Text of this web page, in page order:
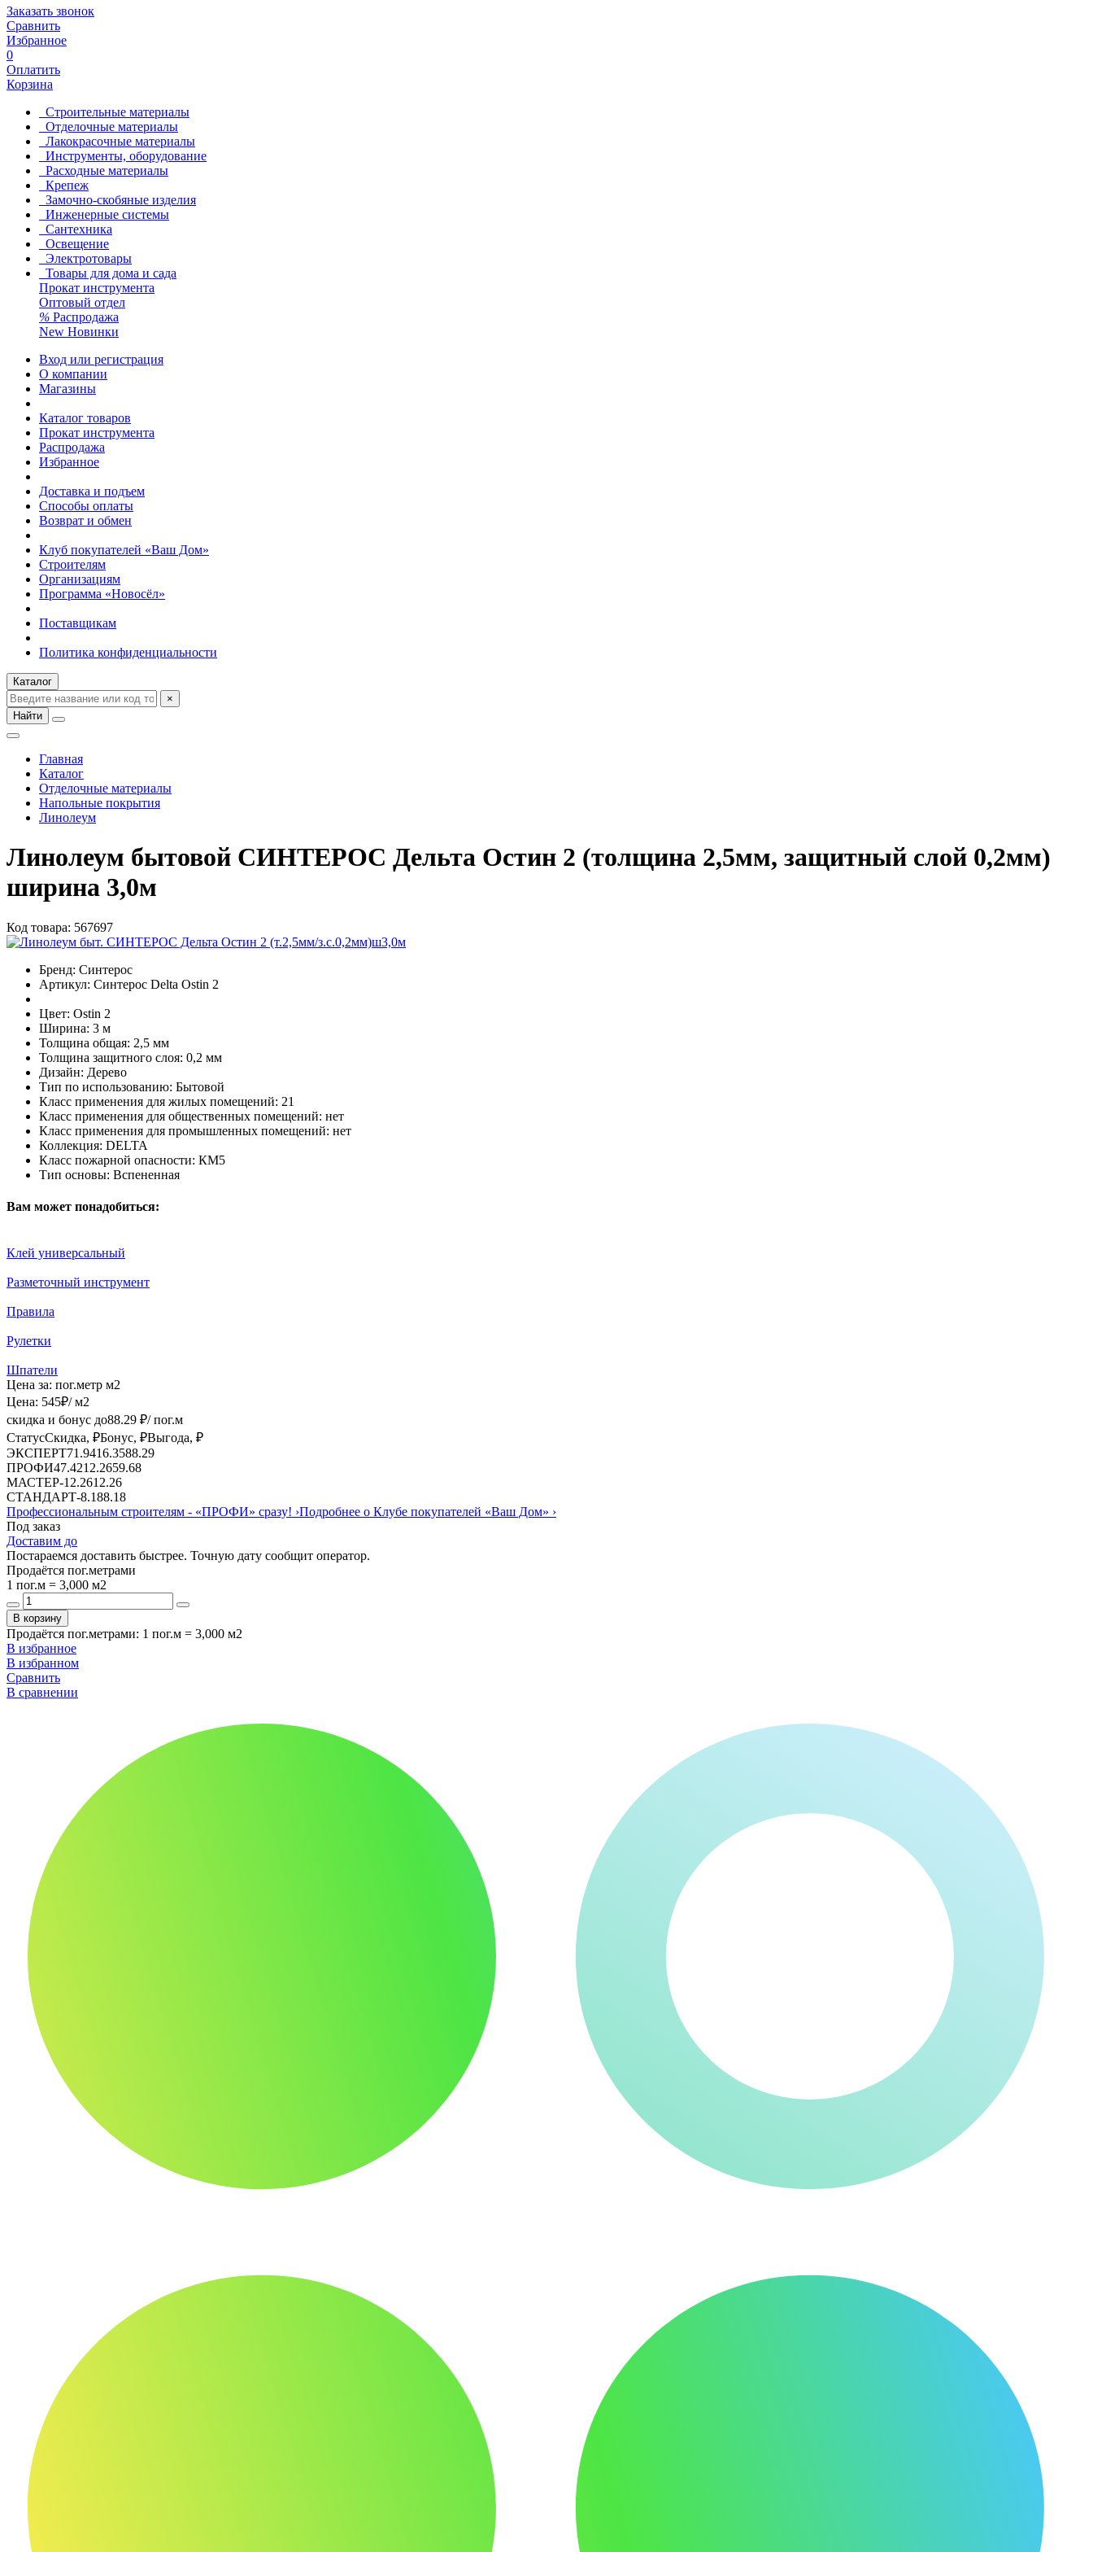
Заказать звонок
Сравнить
Избранное
0
Оплатить
Корзина
Строительные материалы
Отделочные материалы
Лакокрасочные материалы
Инструменты, оборудование
Расходные материалы
Крепеж
Замочно-скобяные изделия
Инженерные системы
Сантехника
Освещение
Электротовары
Товары для дома и сада
Прокат инструмента
Оптовый отдел
% Распродажа
New Новинки
Вход или регистрация
О компании
Магазины
Каталог товаров
Прокат инструмента
Распродажа
Избранное
Доставка и подъем
Способы оплаты
Возврат и обмен
Клуб покупателей «Ваш Дом»
Строителям
Организациям
Программа «Новосёл»
Поставщикам
Политика конфиденциальности
Каталог
×
Найти
Главная
Каталог
Отделочные материалы
Напольные покрытия
Линолеум
Линолеум бытовой СИНТЕРОС Дельта Остин 2 (толщина 2,5мм, защитный слой 0,2мм)
ширина 3,0м
Код товара: 567697
Бренд: Синтерос
Артикул: Синтерос Delta Ostin 2
Цвет: Ostin 2
Ширина: 3 м
Толщина общая: 2,5 мм
Толщина защитного слоя: 0,2 мм
Дизайн: Дерево
Тип по использованию: Бытовой
Класс применения для жилых помещений: 21
Класс применения для общественных помещений: нет
Класс применения для промышленных помещений: нет
Коллекция: DELTA
Класс пожарной опасности: КМ5
Тип основы: Вспененная
Вам может понадобиться:
Клей универсальный
Разметочный инструмент
Правила
Рулетки
Шпатели
Цена за: пог.метр м2
Цена: 545₽/ м2
скидка и бонус до88.29 ₽/ пог.м
СтатусСкидка, ₽Бонус, ₽Выгода, ₽
ЭКСПЕРТ71.9416.3588.29
ПРОФИ47.4212.2659.68
МАСТЕР-12.2612.26
СТАНДАРТ-8.188.18
Профессиональным строителям - «ПРОФИ» сразу! ›Подробнее о Клубе покупателей «Ваш Дом» ›
Под заказ
Доставим до
Постараемся доставить быстрее. Точную дату сообщит оператор.
Продаётся пог.метрами
1 пог.м = 3,000 м2
В корзину
Продаётся пог.метрами: 1 пог.м = 3,000 м2
В избранное
В избранном
Сравнить
В сравнении